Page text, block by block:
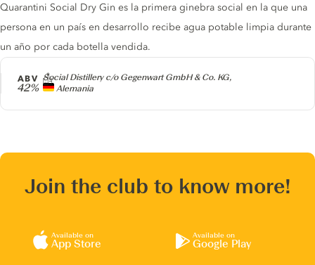
Producer
Social Distillery c/o Gegenwart GmbH & Co. KG,
Alemania
ABV
42%
Quarantini Social Dry Gin es la primera ginebra social en la que una
persona en un país en desarrollo recibe agua potable limpia durante
un año por cada botella vendida.
Join the club to know more!
Available on
App Store
Available on
Google Play